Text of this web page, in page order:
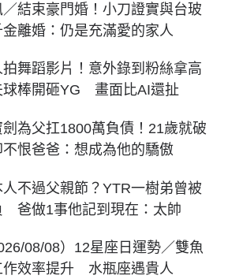
結束豪門婚！小刀證實與台玻
金離婚：仍是充滿愛的家人
舞蹈影片！意外錄到粉絲拿高
球棒開砸YG 畫面比AI還扯
劍為父扛1800萬負債！21歲就破
不恨爸爸：想成為他的驕傲
人不過父親節？YTR一樹弟曾被
爸做1事他記到現在：太帥
08/08）12星座日運勢／雙魚
作效率提升 水瓶座遇貴人